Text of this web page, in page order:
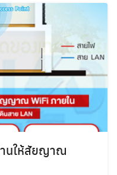
านให้สัยญาณ